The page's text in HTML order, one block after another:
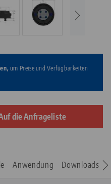
um Preise und Verfügbarkeiten
die Anfrageliste
Anwendung Downloads